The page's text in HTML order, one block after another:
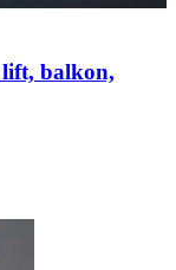
lift, balkon,